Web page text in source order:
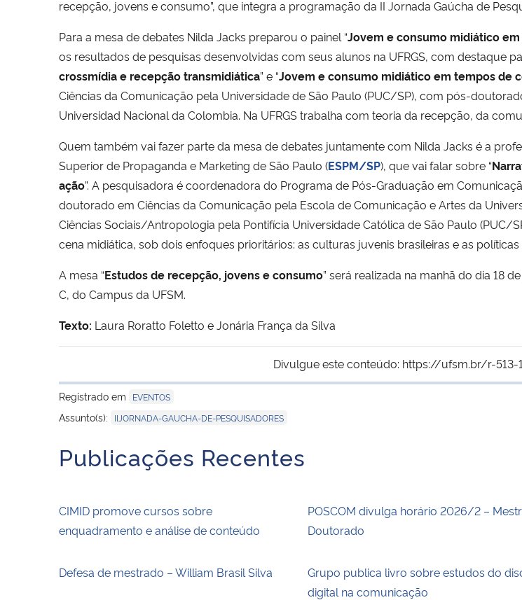
recepção, jovens e consumo”, que integra a programação da II Jornada Gaúcha de
Para a mesa de debates Nilda Jacks preparou o painel “Jovem e consumo midiático
os resultados de pesquisas desenvolvidas com seus alunos na UFRGS, com destaque
crossmídia e recepção transmidiática” e “Jovem e consumo midiático em tempos de
Ciências da Comunicação pela Universidade de São Paulo (PUC/SP), com pós-
Universidad Nacional da Colombia. Na UFRGS trabalha com teoria da recepção, da
Quem também vai fazer parte da mesa de debates juntamente com Nilda Jacks é a
Superior de Propaganda e Marketing de São Paulo (ESPM/SP), que vai falar sobre “
ação”. A pesquisadora é coordenadora do Programa de Pós-Graduação em
doutorado em Ciências da Comunicação pela Escola de Comunicação e Artes da
Ciências Sociais/Antropologia pela Pontifícia Universidade Católica de São Paulo (PUC/
cena midiática, sob dois enfoques prioritários: as culturas juvenis brasileiras e as
A mesa “Estudos de recepção, jovens e consumo” será realizada na manhã do dia 18
C, do Campus da UFSM.
Texto: Laura Roratto Foletto e Jonária França da Silva
Divulgue este conteúdo: https://ufsm.br/r-513-
Registrado em
EVENTOS
Assunto(s): IIJORNADA-GAUCHA-DE-PESQUISADORES
Publicações Recentes
CIMID promove cursos sobre
enquadramento e análise de conteúdo
POSCOM divulga horário 2026/2 –
Doutorado
Defesa de mestrado – William Brasil Silva
Grupo publica livro sobre estudos do
digital na comunicação